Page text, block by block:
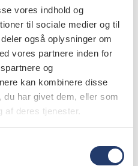
vores indhold og
til sociale medier og til
også oplysninger om
vores partnere inden for
og
kan kombinere disse
du har givet dem, eller som
af deres tjenester.
Det er blevet
de behov, man har lokalt,
masterplan. Hvis du lokalt
fagligt, er det
beslutningsprocesser,
vejen forbi Schweiz.
på linje med